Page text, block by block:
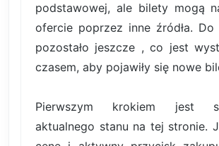
podstawowej, ale bilety mogą
ofercie poprzez inne źródła. Do
pozostało jeszcze , co jest
czasem, aby pojawiły się nowe
Pierwszym krokiem jest
aktualnego stanu na tej stronie.